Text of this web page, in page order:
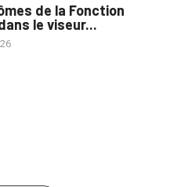
de la Fonction
le viseur...